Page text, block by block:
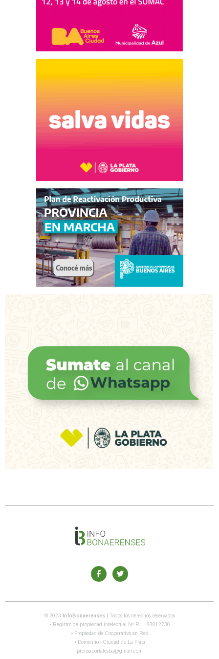
© 2023 InfoBonaerenses
| Todos los derechos reservados
• Registro de propiedad intelectual Nº RL - 88812730
• Propiedad de Cooperativa en Red
• Domicilio - Ciudad de La Plata
prensaportalesba@gmail.com